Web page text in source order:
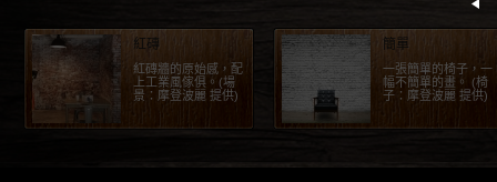
紅磚
紅磚牆的原始感，配
上工業風傢俱。(場
景：摩登波麗 提供)
簡單
一張簡單的椅子，一
幅不簡單的畫。 (椅
子：摩登波麗 提供)